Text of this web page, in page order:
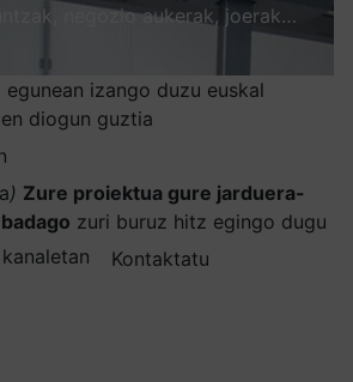
negozio aukerak, joerak…
izango duzu euskal
diogun guztia
) Zure proiektua gure jarduera-
zuri buruz hitz egingo dugu
Kontaktatu